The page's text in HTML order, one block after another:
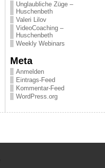
Unglaubliche Züge –
Huschenbeth
Valeri Lilov
VideoCoaching –
Huschenbeth
Weekly Webinars
Meta
Anmelden
Eintrags-Feed
Kommentar-Feed
WordPress.org